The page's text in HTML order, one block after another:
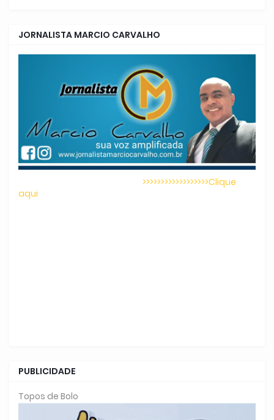
JORNALISTA MARCIO CARVALHO
>>>>>>>>>>>>>>>>>>Clique
aqui
PUBLICIDADE
Topos de Bolo